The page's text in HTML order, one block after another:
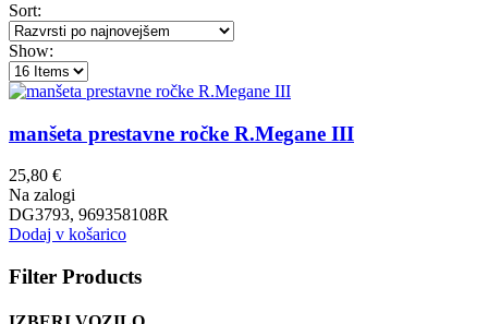
Sort:
Show:
manšeta prestavne ročke R.Megane III
25,80 €
Na zalogi
DG3793, 969358108R
Dodaj v košarico
Filter Products